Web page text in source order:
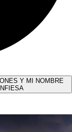
Y MI NOMBRE